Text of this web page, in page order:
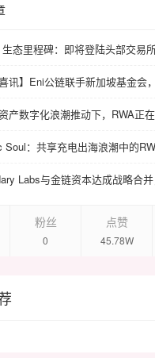
Soul：共享充电出海浪潮中的
粉丝
0
点赞
45.78W